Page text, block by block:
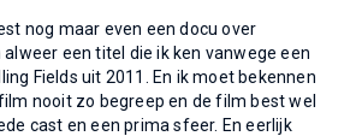
nog maar even een docu over
een titel die ik ken vanwege een
Fields uit 2011. En ik moet bekennen
nooit zo begreep en de film best wel
cast en een prima sfeer. En eerlijk